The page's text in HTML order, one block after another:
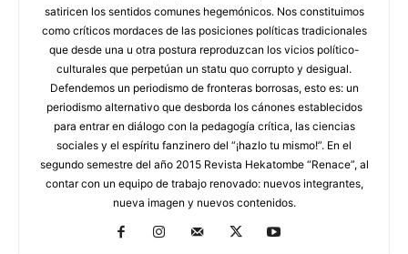
satiricen los sentidos comunes hegemónicos. Nos constituimos
como críticos mordaces de las posiciones políticas tradicionales
que desde una u otra postura reproduzcan los vicios político-
culturales que perpetúan un statu quo corrupto y desigual.
Defendemos un periodismo de fronteras borrosas, esto es: un
periodismo alternativo que desborda los cánones establecidos
para entrar en diálogo con la pedagogía crítica, las ciencias
sociales y el espíritu fanzinero del “¡hazlo tu mismo!”. En el
segundo semestre del año 2015 Revista Hekatombe “Renace”, al
contar con un equipo de trabajo renovado: nuevos integrantes,
nueva imagen y nuevos contenidos.